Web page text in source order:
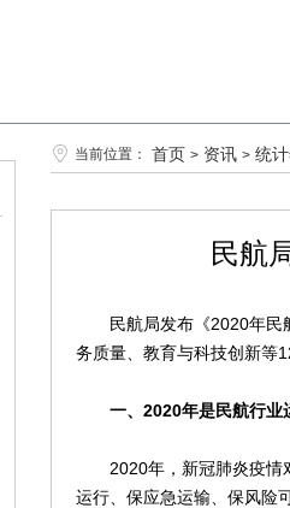
当前位置： 首页 > 资讯 > 统
民航
民航局发布《2020年民航
务质量、教育与科技创新等
一、2020年是民航行业
2020年，新冠肺炎疫情对
运行、保应急运输、保风险